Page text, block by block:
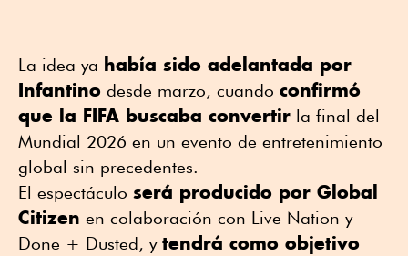
La idea ya había sido adelantada por
Infantino desde marzo, cuando confirmó
que la FIFA buscaba convertir la final del
Mundial 2026 en un evento de entretenimiento
global sin precedentes.
El espectáculo será producido por Global
Citizen en colaboración con Live Nation y
Done + Dusted, y tendrá como objetivo